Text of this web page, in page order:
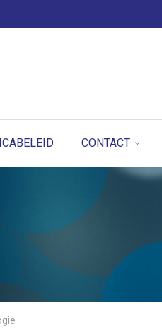
CONTACT